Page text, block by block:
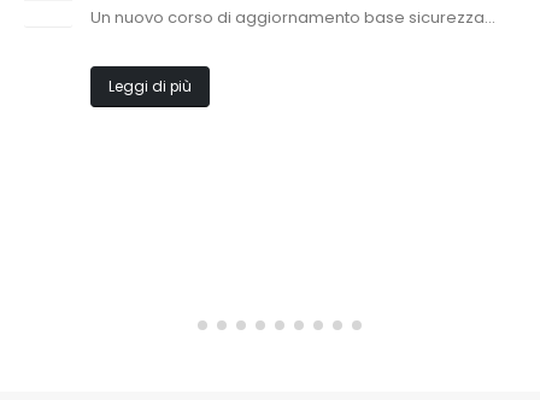
Un nuovo corso di aggiornamento base sicurezza...
Leggi di più